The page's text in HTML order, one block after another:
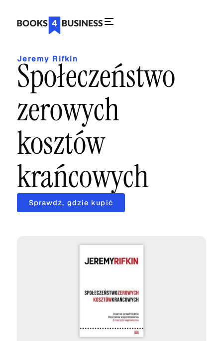
Jeremy Rifkin
Społeczeństwo
zerowych
kosztów
krańcowych
Sprawdź, gdzie kupić